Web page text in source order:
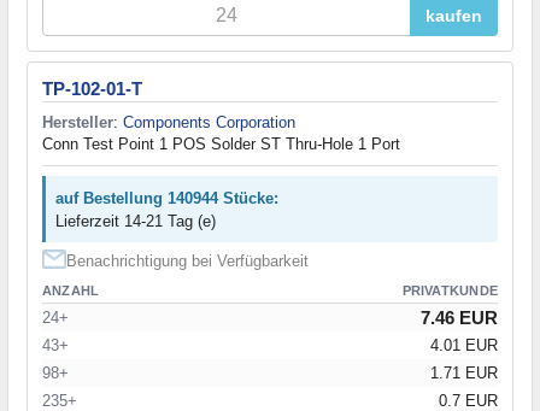
kaufen
TP-102-01-T
Hersteller: Components Corporation
Conn Test Point 1 POS Solder ST Thru-Hole 1 Port
auf Bestellung 140944 Stücke:
Lieferzeit 14-21 Tag (e)
Benachrichtigung bei Verfügbarkeit
ANZAHL PRIVATKUNDE
24+ 7.46 EUR
43+
4.01 EUR
98+
1.71 EUR
235+
0.7 EUR